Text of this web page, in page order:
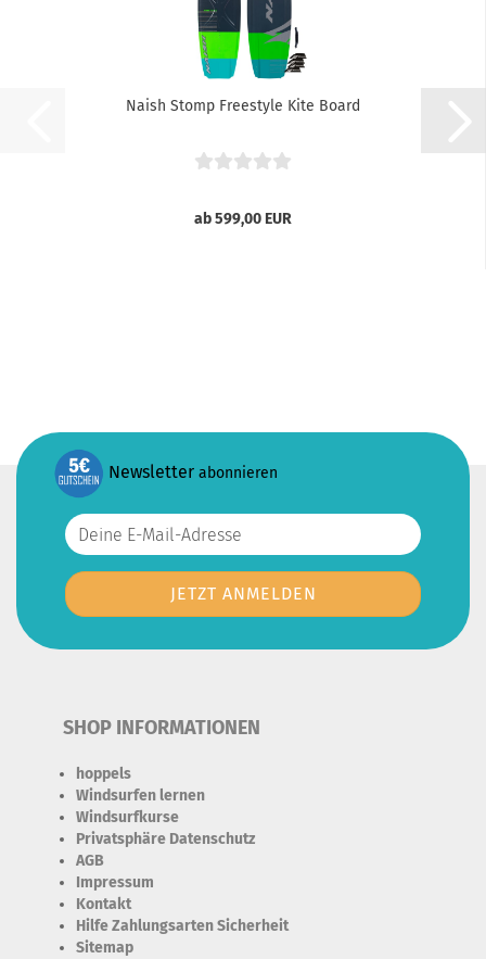
Naish Stomp Freestyle Kite Board
ab 599,00 EUR
Newsletter abonnieren
SHOP INFORMATIONEN
hoppels
Windsurfen lernen
Windsurfkurse
Privatsphäre Datenschutz
AGB
Impressum
Kontakt
Hilfe Zahlungsarten Sicherheit
Sitemap